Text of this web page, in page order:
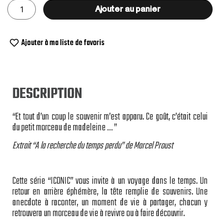
Ajouter au panier
Ajouter à ma liste de favoris
DESCRIPTION
“Et tout d’un coup le souvenir m’est apparu. Ce goût, c’était celui
du petit morceau de madeleine … ”
Extrait “A la recherche du temps perdu” de Marcel Proust
Cette série “ICONIC” vous invite à un voyage dans le temps. Un
retour en arrière éphémère, la tête remplie de souvenirs. Une
anecdote à raconter, un moment de vie à partager, chacun y
retrouvera un morceau de vie à revivre ou à faire découvrir.